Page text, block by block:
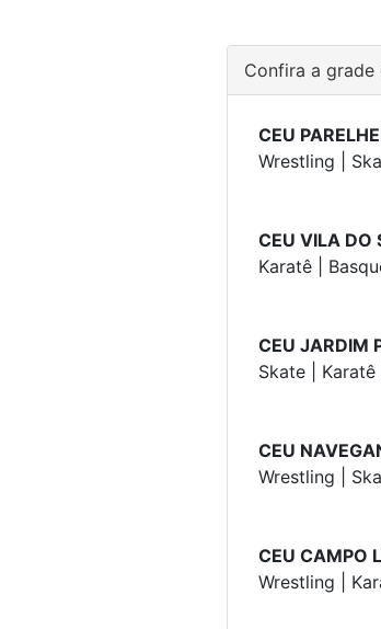
Confira a grade
CEU
Wrestling |
CEU VILA DO
Karatê |
CEU JARDIM
Skate |
CEU
Wrestling |
CEU CAMPO
Wrestling |